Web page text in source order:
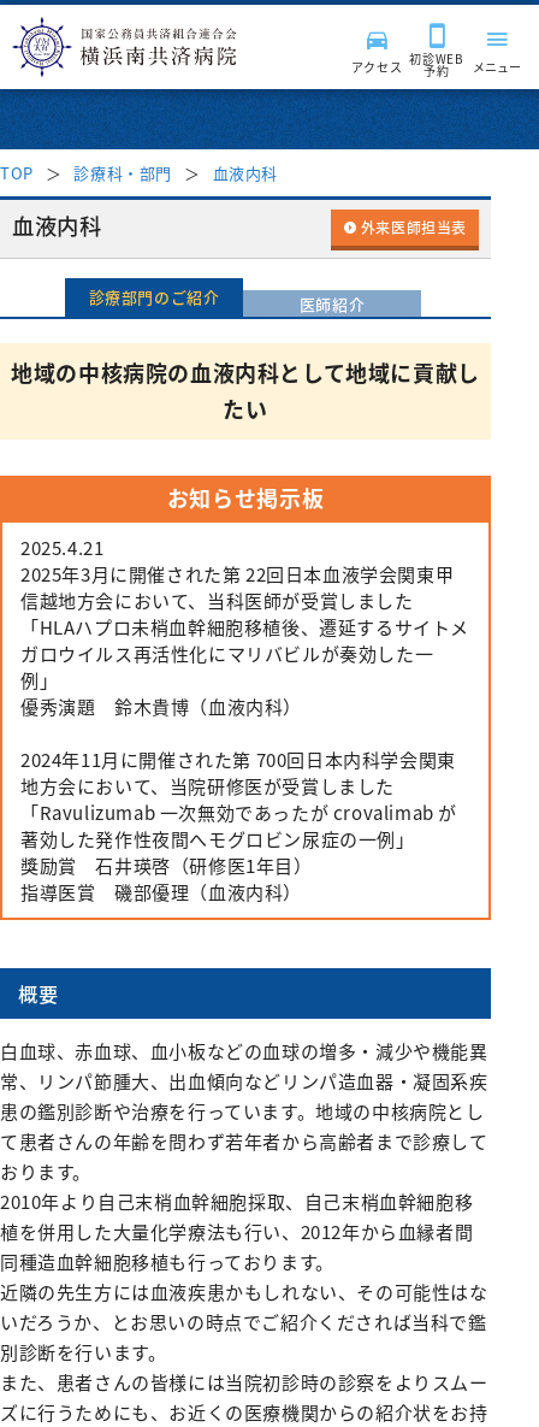
アクセス 初診WEB
予約 メニュー
アクセス フロアマップ 初診WEB予約
お問い合わせ
総合案内
045-782-2101
サイトマップ
個人情報保護方針・診療記録など開示
来院される皆様へ
受付時間・案内
受診案内
はじめて受診される方
セカンドオピニオン外来
お薬のご案内
相談窓口
入院費用について
個室のご案内
面会・お見舞いについて
お見舞いメール
病院施設・設備
施設紹介
医療設備紹介
がん診療について
医師検索
人間ドック
病院からのお願い
交通・アクセス
ご意見箱（みなさまの声）
診療科・部門
診療科
呼吸器内科
脳神経内科
腎臓高血圧内科
内分泌代謝内科
膠原病リウマチ内科
小児科
緩和支持療法科
透析センター
循環器内科
外科・消化器外科
乳腺外科
呼吸器外科
整形外科
形成美容外科
脳神経外科
皮膚科
泌尿器科
産婦人科
出産のご案内（産科）
薬剤科
病理診断科
化学療法室
ME科
栄養科
臨床研究センター
看護部
健康管理センター
地域医療連携
チーム医療活動
緩和ケアチーム
栄養サポートチーム
感染制御チーム
退院支援チーム
認知症ケアチーム
心臓リハビリテーションチーム
排尿ケアチーム
外来医師担当表
病院紹介
理念・基本方針
病院指針
病院概要
施設紹介
病院指標
病院医療機能評価機構認定病院
院内ボランティア活動について
みなみ健康セミナー
市民公開講座
広報誌『ともに』
みなみコミュニティ
地域医療連携
医師検索
緩和ケア病棟について（医療関係者向け）
臨床研修のご案内
初期研修医向けの病院見学
各種データ
病院見学・お問い合わせフォーム
後期臨床研修プログラムのご案内
地域医療支援病院の講演会・研修会
連携登録医専用ページ（ログイン）
Doctorのミカタ『コラム』
TOP 診療科・部門 血液内科
血液内科 外来医師担当表
診療部門のご紹介 医師紹介
地域の中核病院の血液内科として地域に貢献し
たい
お知らせ掲示板
2025.4.21
2025年3月に開催された第 22回日本血液学会関東甲
信越地方会において、当科医師が受賞しました
「HLAハプロ未梢血幹細胞移植後、遷延するサイトメ
ガロウイルス再活性化にマリバビルが奏効した一
例」
優秀演題 鈴木貴博（血液内科）
2024年11月に開催された第 700回日本内科学会関東
地方会において、当院研修医が受賞しました
「Ravulizumab 一次無効であったが crovalimab が
著効した発作性夜間へモグロビン尿症の一例」
獎励賞 石井瑛啓（研修医1年目）
指導医賞 磯部優理（血液内科）
概要
白血球、赤血球、血小板などの血球の増多・減少や機能異
常、リンパ節腫大、出血傾向などリンパ造血器・凝固系疾
患の鑑別診断や治療を行っています。地域の中核病院とし
て患者さんの年齢を問わず若年者から高齢者まで診療して
おります。
2010年より自己末梢血幹細胞採取、自己末梢血幹細胞移
植を併用した大量化学療法も行い、2012年から血縁者間
同種造血幹細胞移植も行っております。
近隣の先生方には血液疾患かもしれない、その可能性はな
いだろうか、とお思いの時点でご紹介くだされば当科で鑑
別診断を行います。
また、患者さんの皆様には当院初診時の診察をよりスムー
ズに行うためにも、お近くの医療機関からの紹介状をお持